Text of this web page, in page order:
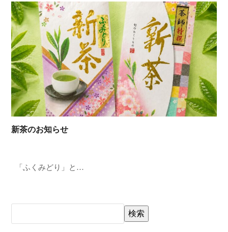
新茶のお知らせ
「ふくみどり」と…
検索